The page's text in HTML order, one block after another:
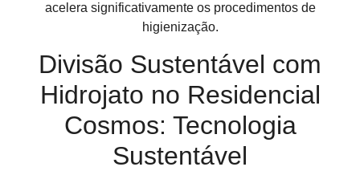
acelera significativamente os procedimentos de
higienização.
Divisão Sustentável com
Hidrojato no Residencial
Cosmos: Tecnologia
Sustentável